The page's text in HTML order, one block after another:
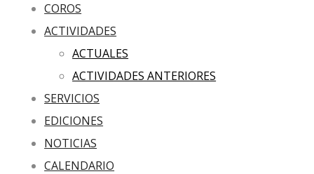
COROS
ACTIVIDADES
ACTUALES
ACTIVIDADES ANTERIORES
SERVICIOS
EDICIONES
NOTICIAS
CALENDARIO